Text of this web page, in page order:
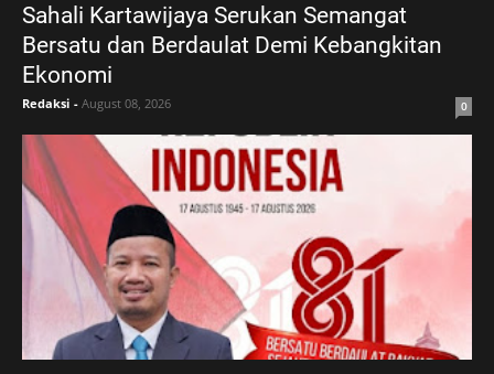
Sahali Kartawijaya Serukan Semangat
Bersatu dan Berdaulat Demi Kebangkitan
Ekonomi
Redaksi - August 08, 2026 0